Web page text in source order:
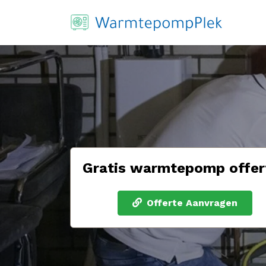
Gratis warmtepomp
Offerte Aanvragen